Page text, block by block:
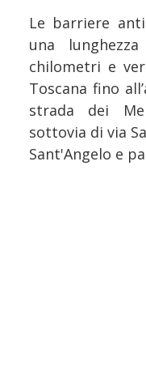
Le barriere
una
chilometri e
Toscana fino
strada dei
sottovia di via
Sant'Angelo e